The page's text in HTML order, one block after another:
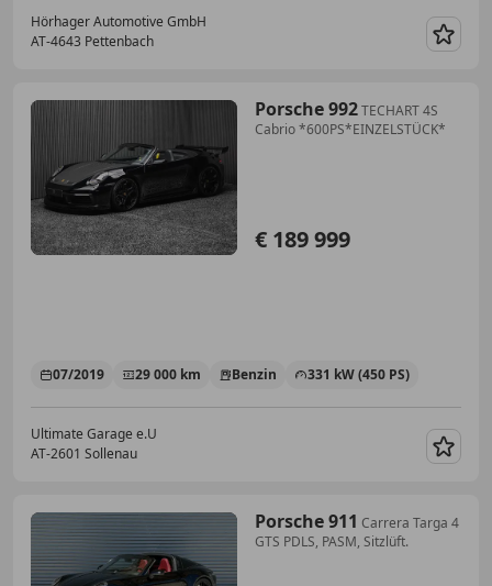
Hörhager Automotive GmbH
AT-4643 Pettenbach
Porsche 992TECHART 4S
Cabrio *600PS*EINZELSTÜCK*
€ 189 999
07/2019 29 000 km Benzin 331 kW (450 PS)
Ultimate Garage e.U
AT-2601 Sollenau
Porsche 911 Carrera Targa 4
GTS PDLS, PASM, Sitzlüft.